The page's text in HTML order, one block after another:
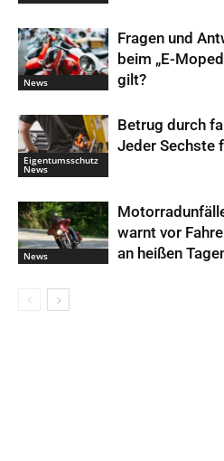
News
Fragen und
beim „E-
gilt?
Eigentumsschutz
News
Betrug durch
Jeder Sechste
News
warnt vor
an heißen